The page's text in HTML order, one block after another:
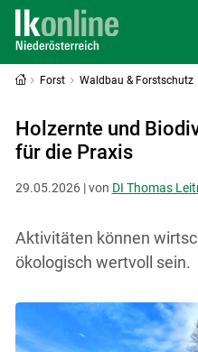
Forst Waldbau & Forstschutz
Holzernte und
für die Praxis
29.05.2026 | von DI Thomas
Aktivitäten können
ökologisch wertvoll sein.